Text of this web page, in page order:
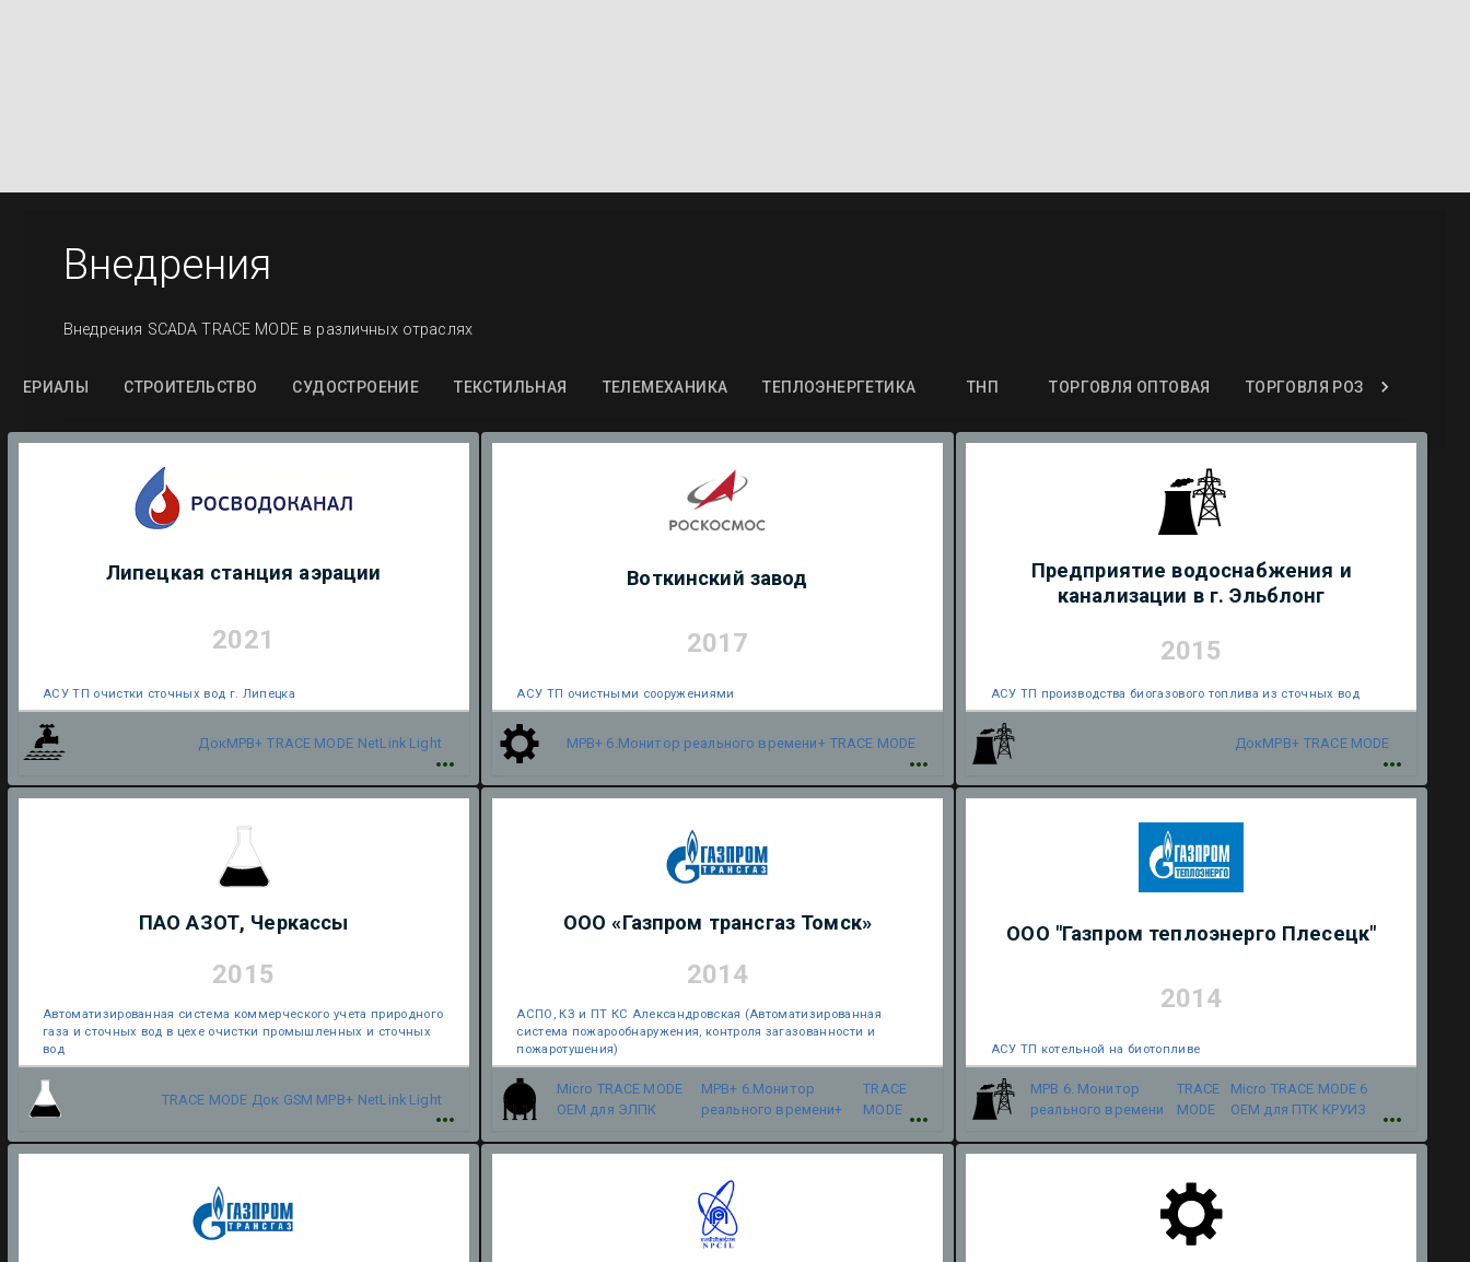
Внедрения
Внедрения SCADA TRACE MODE в различных отраслях
СТРОИТЕЛЬСТВО СУДОСТРОЕНИЕ ТЕКСТИЛЬНАЯ ТЕЛЕМЕХАНИКА ТЕПЛОЭНЕРГЕТИКА ТНП ТОРГОВЛЯ ОПТОВАЯ ТОРГОВЛЯ РОЗНИЧНАЯ
Липецкая станция аэрации
2021
АСУ ТП очистки сточных вод г. Липецка
ДокМРВ+ TRACE MODE NetLink Light
Воткинский завод
2017
АСУ ТП очистными сооружениями
МРВ+ 6.Монитор реального времени+ TRACE MODE
Предприятие водоснабжения и
канализации в г. Эльблонг
2015
АСУ ТП производства биогазового топлива из сточных вод
ДокМРВ+ TRACE MODE
ПАО АЗОТ, Черкассы
2015
Автоматизированная система коммерческого учета природного
газа и сточных вод в цехе очистки промышленных и сточных
вод
TRACE MODE Док GSM МРВ+ NetLink Light
ООО «Газпром трансгаз Томск»
2014
АСПО, КЗ и ПТ КС Александровская (Автоматизированная
система пожарообнаружения, контроля загазованности и
пожаротушения)
Micro TRACE MODE
OEM для ЭЛПК
МРВ+ 6.Монитор
реального времени+
TRACE
MODE
ООО "Газпром теплоэнерго Плесецк"
2014
АСУ ТП котельной на биотопливе
МРВ 6. Монитор
реального времени
TRACE
MODE
Micro TRACE MODE 6
OEM для ПТК КРУИЗ